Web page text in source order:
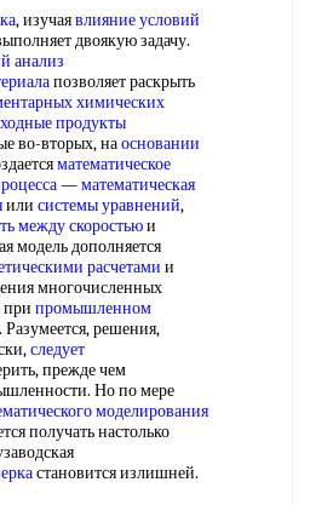
, изучаявлияние условий
двоякую задачу.
анализ
позволяет раскрыть
химических
продукты
во-вторых, наосновании
математическое
—математическая
или системы уравнений,
между скоростьюи
модель дополняется
расчетами и
многочисленных
при промышленном
. Разумеется, решения,
следует
прежде чем
Но по мере
моделирования
получать настолько
становится излишней.